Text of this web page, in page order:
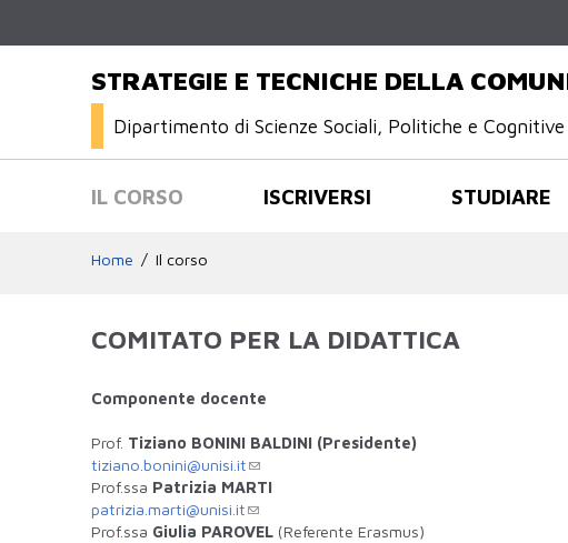
STRATEGIE E TECNICHE DELLA
Dipartimento di Scienze Sociali, Politiche e Cognitive
IL CORSO ISCRIVERSI STUDIARE
Home Il corso
COMITATO PER LA DIDATTICA
Componente docente
Prof. Tiziano BONINI BALDINI (Presidente)
tiziano.bonini@unisi.it
Prof.ssa Patrizia MARTI
patrizia.marti@unisi.it
Prof.ssa Giulia PAROVEL (Referente Erasmus)